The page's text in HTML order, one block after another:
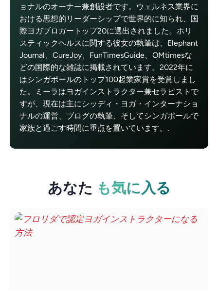
ョナルのオーナー兼創設者です。ウェルネス業界に
おける思想的リーダーシップで世界的に知られ、国
際ヨガブロガートップ20に選出されました。ホリ
スティックヘルスに関する彼女の執筆は、Elephant
Journal、CureJoy、FunTimesGuide、OMtimesな
どの国際的な雑誌に掲載されています。2022年に
はシンガポールのトップ100起業家賞を受賞しまし
た。ミーラはヨガインストラクター兼セラピストで
すが、現在は主にシッディ・ヨガ・インターナショ
ナルの運営、ブログの執筆、そしてシンガポールで
家族と過ごす時間に重点を置いています。.
あなた も気に入る